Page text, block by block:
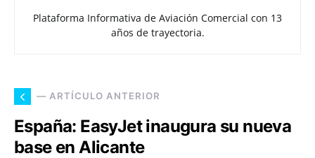
Plataforma Informativa de Aviación Comercial con 13
años de trayectoria.
— ARTÍCULO ANTERIOR
España: EasyJet inaugura su nueva
base en Alicante